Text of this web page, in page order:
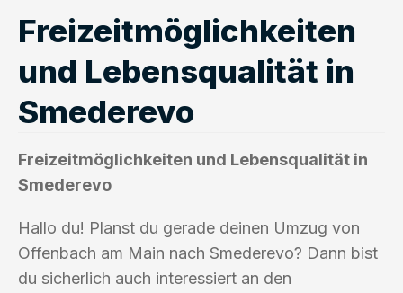
Freizeitmöglichkeiten
und Lebensqualität in
Smederevo
Freizeitmöglichkeiten und Lebensqualität in
Smederevo
Hallo du! Planst du gerade deinen Umzug von
Offenbach am Main nach Smederevo? Dann bist
du sicherlich auch interessiert an den